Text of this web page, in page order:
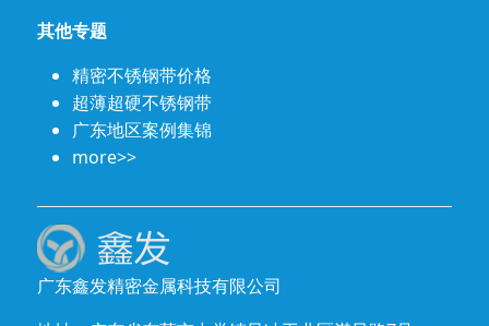
其他专题
精密不锈钢带价格
超薄超硬不锈钢带
广东地区案例集锦
more>>
广东鑫发精密金属科技有限公司